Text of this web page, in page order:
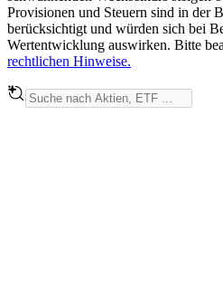
Provisionen und Steuern sind in der
berücksichtigt und würden sich bei
Wertentwicklung auswirken. Bitte
rechtlichen Hinweise.